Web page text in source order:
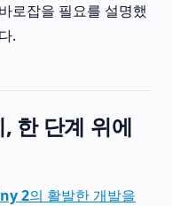
로잡을 필요를 설명했
.
한 단계 위에
2의 활발한 개발을